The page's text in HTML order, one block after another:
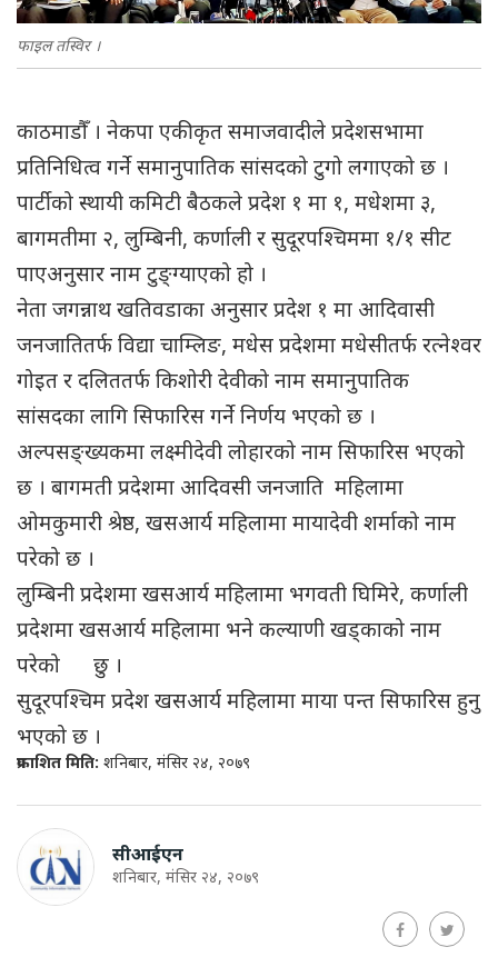
फाइल तस्विर ।
काठमाडौँ । नेकपा एकीकृत समाजवादीले प्रदेशसभामा
प्रतिनिधित्व गर्ने समानुपातिक सांसदको टुगो लगाएको छ ।
पार्टीको स्थायी कमिटी बैठकले प्रदेश १ मा १, मधेशमा ३,
बागमतीमा २, लुम्बिनी, कर्णाली र सुदूरपश्चिममा १/१ सीट
पाएअनुसार नाम टुङ्ग्याएको हो ।
नेता जगन्नाथ खतिवडाका अनुसार प्रदेश १ मा आदिवासी
जनजातितर्फ विद्या चाम्लिङ, मधेस प्रदेशमा मधेसीतर्फ रत्नेश्वर
गोइत र दलिततर्फ किशोरी देवीको नाम समानुपातिक
सांसदका लागि सिफारिस गर्ने निर्णय भएको छ ।
अल्पसङ्ख्यकमा लक्ष्मीदेवी लोहारको नाम सिफारिस भएको
छ । बागमती प्रदेशमा आदिवसी जनजाति महिलामा
ओमकुमारी श्रेष्ठ, खसआर्य महिलामा मायादेवी शर्माको नाम
परेको छ ।
लुम्बिनी प्रदेशमा खसआर्य महिलामा भगवती घिमिरे, कर्णाली
प्रदेशमा खसआर्य महिलामा भने कल्याणी खड्काको नाम
परेको छु ।
सुदूरपश्चिम प्रदेश खसआर्य महिलामा माया पन्त सिफारिस हुनु
भएको छ ।
प्रकाशित मिति: शनिबार, मंसिर २४, २०७९
सीआईएन
शनिबार, मंसिर २४, २०७९